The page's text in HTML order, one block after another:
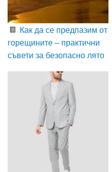
Как да се предпазим от
горещините – практични
съвети за безопасно лято